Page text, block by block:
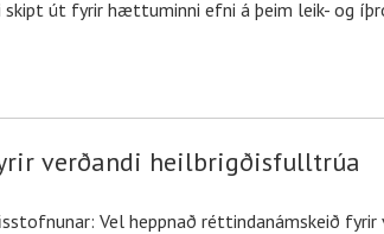
skipt út fyrir hættuminni efni á þeim leik- og
verðandi heilbrigðisfulltrúa
Vel heppnað réttindanámskeið